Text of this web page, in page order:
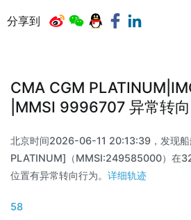
分享到
CMA CGM
|MMSI 9996707 异常转向
北京时间2026-06-11 20:13:39，发现
PLATINUM]（MMSI:249585000）在
位置有异常转向行为。 详细轨迹
58